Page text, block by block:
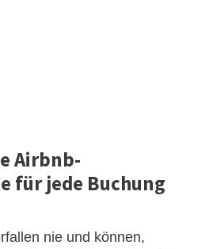
Airbnb-
für jede Buchung
nie und können,